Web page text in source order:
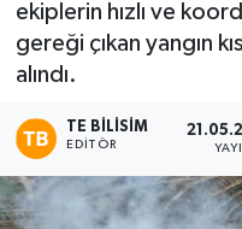
ekiplerin hızlı ve
gereği çıkan yangın
alındı.
TE BILISIM
EDITÖR